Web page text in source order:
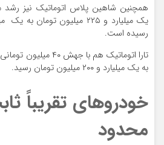
همچنین شاهین پلاس اتوماتیک نیز رشد
رسیده است.
به یک میلیارد و ۲۰۰ میلیون تومان رسید.
خودروهای تقریباً
محدود